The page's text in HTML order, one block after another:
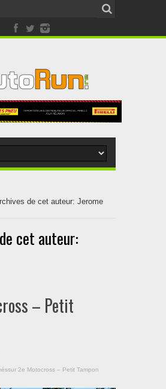
de cet auteur: Jerome
cet auteur:
– Petit
sur 2e Motocross – Petit Tampon